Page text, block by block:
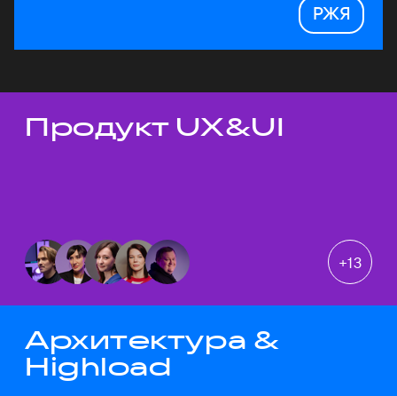
РЖЯ
Темы докладов
Продукт UX&UI
+13
Архитектура &
Highload